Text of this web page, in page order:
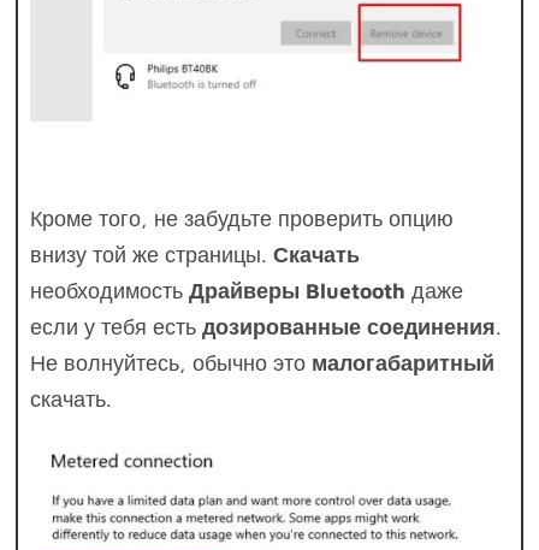
Кроме того, не забудьте проверить опцию
внизу той же страницы.Скачать
необходимость Драйверы Bluetooth даже
если у тебя естьдозированные соединения.
Не волнуйтесь, обычно это малогабаритный
скачать.